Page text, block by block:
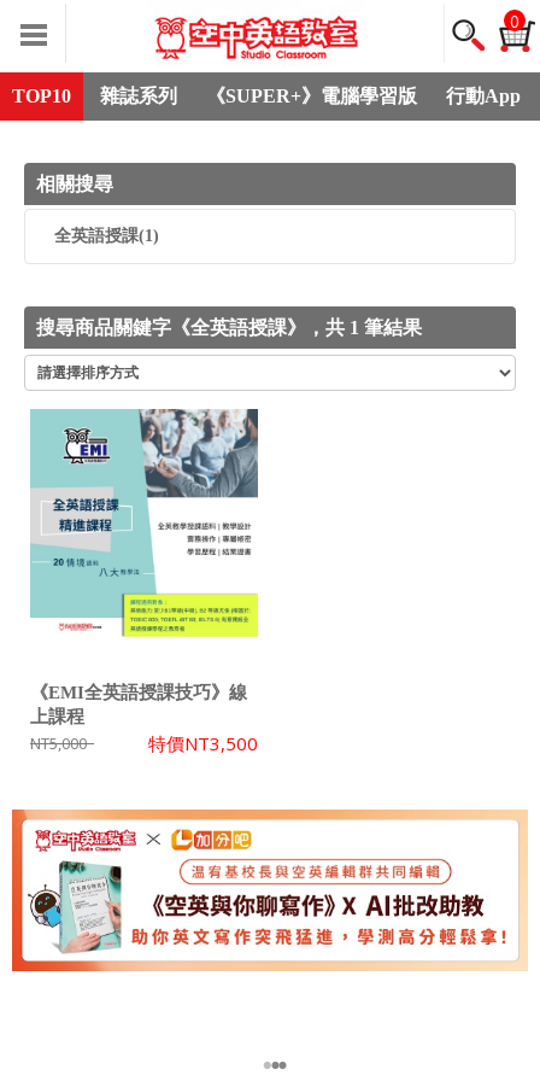
0
TOP10 雜誌系列 《SUPER+》電腦學習版 行動App
相關搜尋
全英語授課(1)
搜尋商品關鍵字《全英語授課》，共 1 筆結果
《EMI全英語授課技巧》線
上課程
NT5,000 特價NT3,500